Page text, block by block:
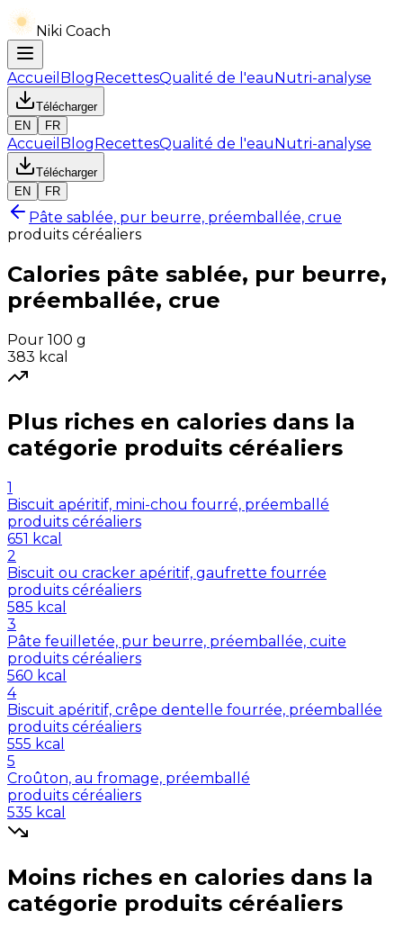
Niki Coach
Accueil BlogRecettesQualité de l'eauNutri-analyse
Télécharger
EN
FR
Accueil BlogRecettesQualité de l'eauNutri-analyse
Télécharger
EN
FR
Pâte sablée, pur beurre, préemballée, crue
produits céréaliers
Calories pâte sablée, pur beurre,
préemballée, crue
Pour 100 g
383 kcal
Plus riches en calories dans la
catégorie produits céréaliers
1
Biscuit apéritif, mini-chou fourré, préemballé
produits céréaliers
651 kcal
2
Biscuit ou cracker apéritif, gaufrette fourrée
produits céréaliers
585 kcal
3
Pâte feuilletée, pur beurre, préemballée, cuite
produits céréaliers
560 kcal
4
Biscuit apéritif, crêpe dentelle fourrée, préemballée
produits céréaliers
555 kcal
5
Croûton, au fromage, préemballé
produits céréaliers
535 kcal
Moins riches en calories dans la
catégorie produits céréaliers